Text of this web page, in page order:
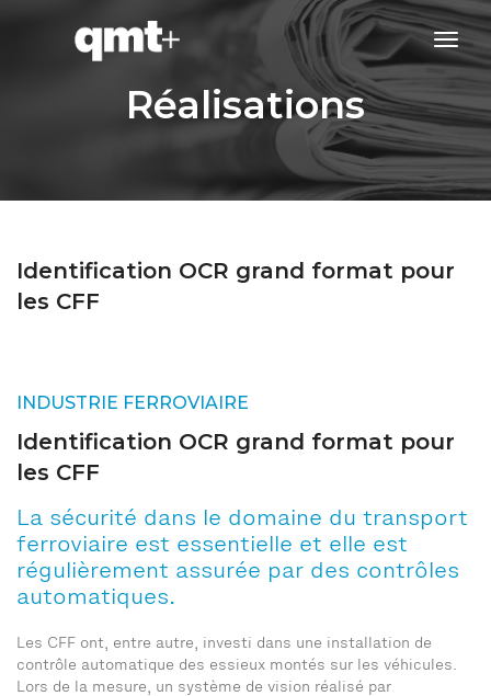
Réalisations
Identification OCR grand format pour
les CFF
INDUSTRIE FERROVIAIRE
Identification OCR grand format pour
les CFF
La sécurité dans le domaine du transport
ferroviaire est essentielle et elle est
régulièrement assurée par des contrôles
automatiques.
Les CFF ont, entre autre, investi dans une installation de
contrôle automatique des essieux montés sur les véhicules.
Lors de la mesure, un système de vision réalisé par